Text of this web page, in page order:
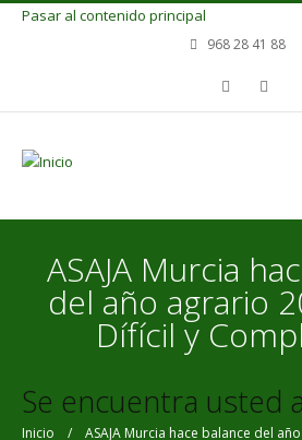
Pasar al contenido principal
968 28 41 88
ASAJA Murcia
del año agrario
Dífícil y
Se encuentra usted
Inicio / ASAJA Murcia hace balance del